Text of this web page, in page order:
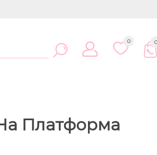
0
0
Платформа